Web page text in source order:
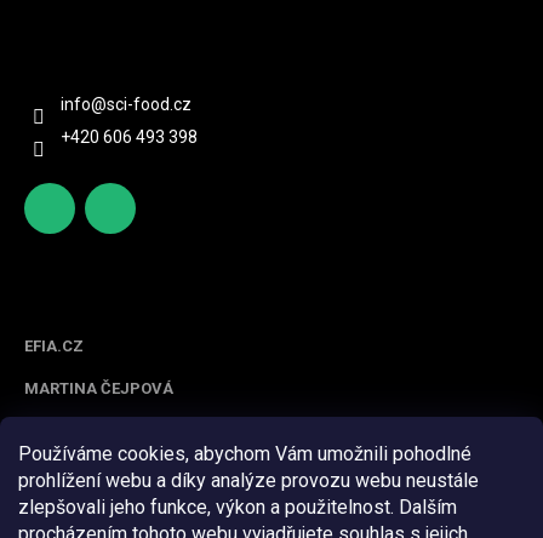
Používáme cookies, abychom Vám umožnili pohodlné
prohlížení webu a díky analýze provozu webu neustále
zlepšovali jeho funkce, výkon a použitelnost. Dalším
info@sci-food.cz
+420 606 493 398
om/sc
EFIA.CZ
MARTINA ČEJPOVÁ